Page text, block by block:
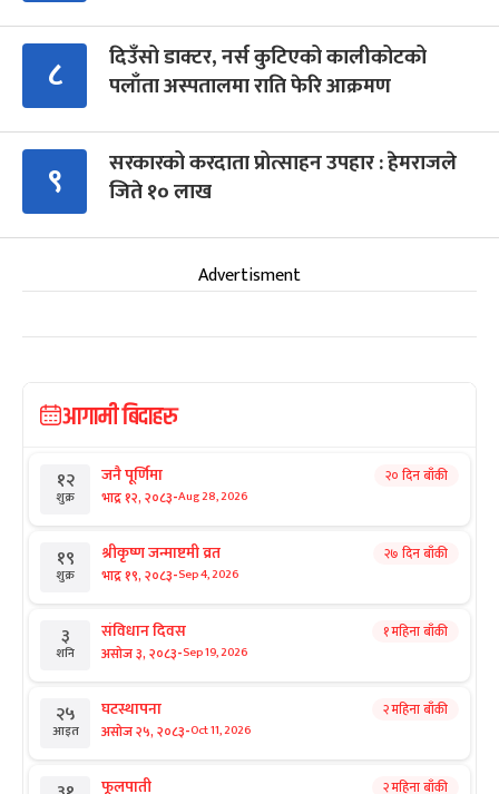
८
दिउँसो डाक्टर, नर्स कुटिएको कालीकोटको
पलाँता अस्पतालमा राति फेरि आक्रमण
९
सरकारको करदाता प्रोत्साहन उपहार : हेमराजले
जिते १० लाख
Advertisment
आगामी बिदाहरु
१२
शुक्र
जनै पूर्णिमा
भाद्र १२, २०८३-Aug 28, 2026
२० दिन बाँकी
१९
शुक्र
श्रीकृष्ण जन्माष्टमी व्रत
भाद्र १९, २०८३-Sep 4, 2026
२७ दिन बाँकी
३
शनि
संविधान दिवस
असोज ३, २०८३-Sep 19, 2026
१ महिना बाँकी
२५
आइत
घटस्थापना
असोज २५, २०८३-Oct 11, 2026
२ महिना बाँकी
फूलपाती २ महिना बाँकी